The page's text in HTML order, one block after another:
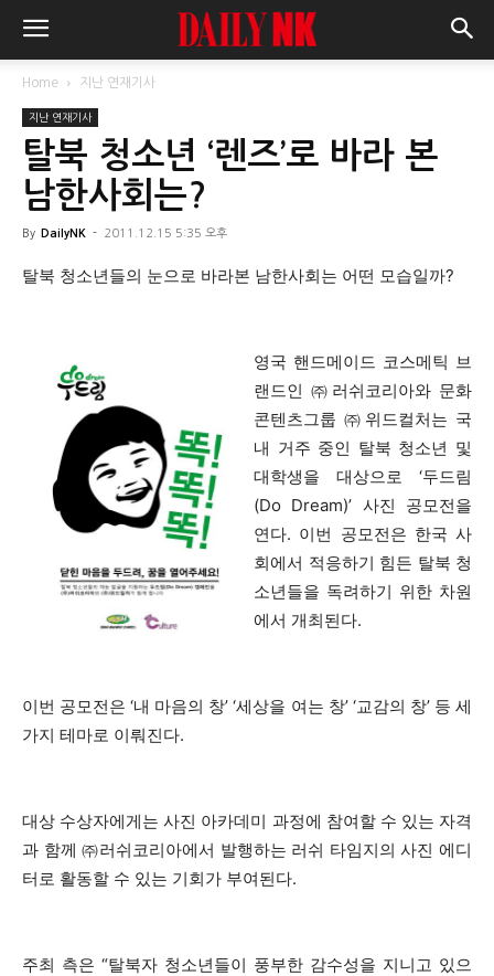
Home 지난 연재기사
지난 연재기사
탈북 청소년 ‘렌즈’로 바라 본
남한사회는?
By DailyNK - 2011.12.15 5:35 오후
탈북 청소년들의 눈으로 바라본 남한사회는 어떤 모습일까?
영국 핸드메이드 코스메틱 브
랜드인 ㈜러쉬코리아와 문화
콘텐츠그룹 ㈜위드컬처는 국
내 거주 중인 탈북 청소년 및
대학생을 대상으로 ‘두드림
(Do Dream)’ 사진 공모전을
연다. 이번 공모전은 한국 사
회에서 적응하기 힘든 탈북 청
소년들을 독려하기 위한 차원
에서 개최된다.
이번 공모전은 ‘내 마음의 창’ ‘세상을 여는 창’ ‘교감의 창’ 등 세
가지 테마로 이뤄진다.
대상 수상자에게는 사진 아카데미 과정에 참여할 수 있는 자격
과 함께 ㈜러쉬코리아에서 발행하는 러쉬 타임지의 사진 에디
터로 활동할 수 있는 기회가 부여된다.
주최 측은 “탈북자 청소년들이 풍부한 감수성을 지니고 있으